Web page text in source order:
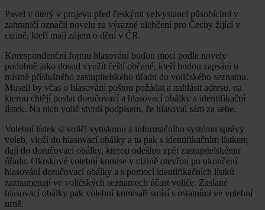
Pavel v úterý v projevu před českými velvyslanci působícími v
zahraničí označil novelu za výrazné ulehčení pro Čechy žijící v
cizině, kteří mají zájem o dění v ČR.
Korespondenční formu hlasování budou moci podle novely
podobně jako dosud využít čeští občané, kteří budou zapsáni u
místně příslušného zastupitelského úřadu do voličského seznamu.
Museli by včas o hlasování poštou požádat a nahlásit adresu, na
kterou chtějí poslat doručovací a hlasovací obálky a identifikační
lístek. Na nich volič stvrdí podpisem, že hlasoval sám za sebe.
Volební lístek si voliči vytisknou z informačního systému správy
voleb, vloží do hlasovací obálky a tu pak s identifikačním lístkem
dají do doručovací obálky, kterou odešlou zpět zastupitelskému
úřadu. Okrskové volební komise v cizině otevřou po ukončení
hlasování doručovací obálky a s pomocí identifikačních lístků
zaznamenají ve voličských seznamech účast voliče. Zaslané
hlasovací obálky pak volební komisaři smísí s ostatními ve volební
urně.